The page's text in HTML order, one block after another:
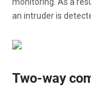
an intruder is
Two-way